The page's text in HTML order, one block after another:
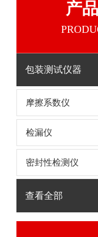
产
包装测试仪器
摩擦系数仪
检漏仪
密封性检测仪
查看全部